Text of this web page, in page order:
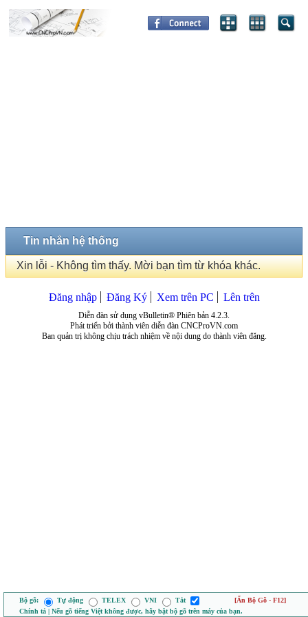
Tin nhắn hệ thống
Xin lỗi - Không tìm thấy. Mời bạn tìm từ khóa khác.
Đăng nhập Đăng Ký Xem trên PC Lên trên
Diễn đàn sử dụng vBulletin® Phiên bản 4.2.3.
Phát triển bởi thành viên diễn đàn CNCProVN.com
Ban quản trị không chịu trách nhiệm về nội dung do thành viên đăng.
Bộ gõ: Tự động TELEX VNI Tắt
[Ẩn Bộ Gõ - F12]
Chính tả | Nếu gõ tiếng Việt không được, hãy bật bộ gõ trên máy của bạn.